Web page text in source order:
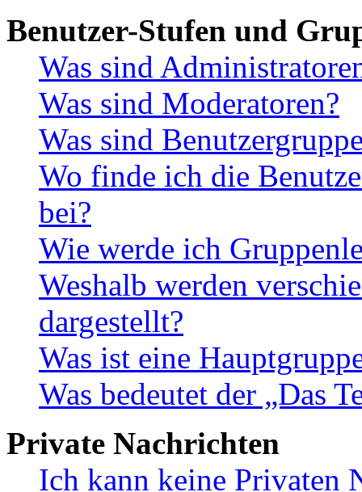
Benutzer-Stufen und
Was sind
Was sind Moderatoren?
Was sind
Wo finde ich die
bei?
Wie werde ich
Weshalb werden
dargestellt?
Was ist eine
Was bedeutet der „Das
Private Nachrichten
Ich kann keine Privaten